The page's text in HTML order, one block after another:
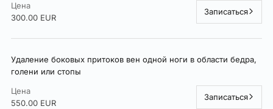
Цена
300.00 EUR
Записаться
Удаление боковых притоков вен одной ноги в области бедра,
голени или стопы
Цена
550.00 EUR
Записаться